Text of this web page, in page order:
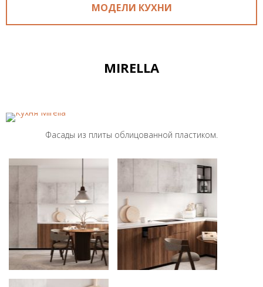
МОДЕЛИ КУХНИ
MIRELLA
Фасады из плиты облицованной пластиком.